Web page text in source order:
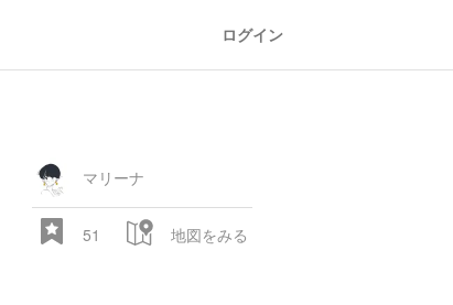
ログイン
マリーナ
51 地図をみる